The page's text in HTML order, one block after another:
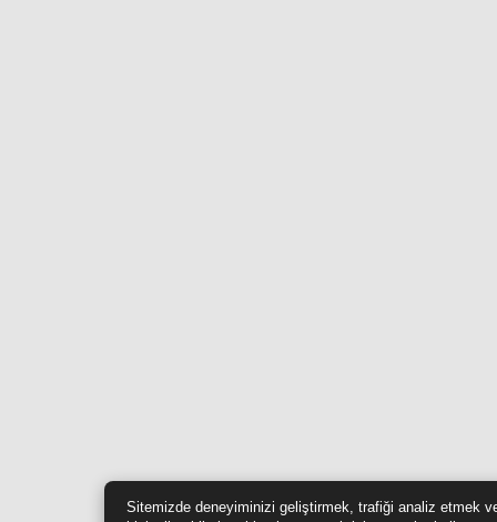
Sitemizde deneyiminizi geliştirmek, trafiği analiz etmek